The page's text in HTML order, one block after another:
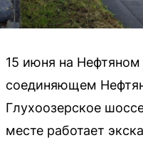
15 июня на Нефтяном
соединяющем
Глухоозерское
месте работает